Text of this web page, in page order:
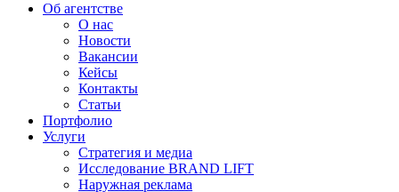
Об агентстве
О нас
Новости
Вакансии
Кейсы
Контакты
Статьи
Портфолио
Услуги
Стратегия и медиа
Исследование BRAND LIFT
Наружная реклама